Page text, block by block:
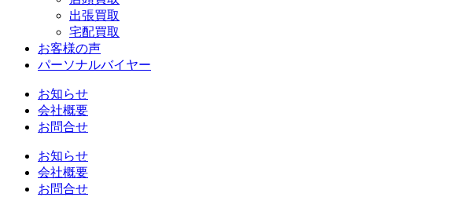
出張買取
宅配買取
お客様の声
パーソナルバイヤー
お知らせ
会社概要
お問合せ
お知らせ
会社概要
お問合せ